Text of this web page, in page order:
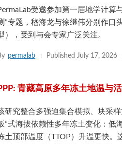
受邀参加第一届地学计算
”专题，嵇海龙与徐继伟分别作口
），受到与会专家广泛关注。
permalab Published July 17, 2026
青藏高原多年冻土地温与
研究整合多强迫集合模拟、块采
”式海拔依赖性多年冻土变化：低
土顶部温度（TTOP）升温更快